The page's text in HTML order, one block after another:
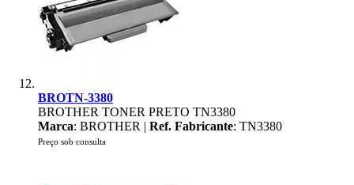
BROTN-3380
BROTHER TONER PRETO TN3380
Marca: BROTHER | Ref. Fabricante: TN3380
Preço sob consulta